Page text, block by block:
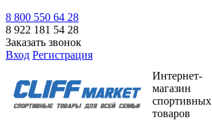
8 800 550 64 28
8 922 181 54 28
Заказать звонок
Вход Регистрация
Интернет-
магазин
спортивных
товаров